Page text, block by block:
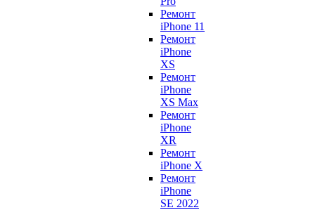
Ремонт
iPhone 11
Ремонт
iPhone
XS
Ремонт
iPhone
XS Max
Ремонт
iPhone
XR
Ремонт
iPhone X
Ремонт
iPhone
SE 2022